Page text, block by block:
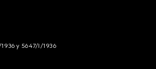
1936 y 5647/I/1936